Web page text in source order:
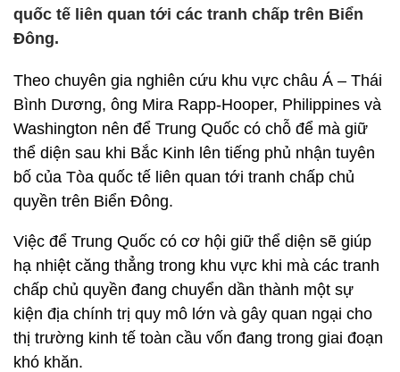
quốc tế liên quan tới các tranh chấp trên Biển
Đông.
Theo chuyên gia nghiên cứu khu vực châu Á – Thái
Bình Dương, ông Mira Rapp-Hooper, Philippines và
Washington nên để Trung Quốc có chỗ để mà giữ
thể diện sau khi Bắc Kinh lên tiếng phủ nhận tuyên
bố của Tòa quốc tế liên quan tới tranh chấp chủ
quyền trên Biển Đông.
Việc để Trung Quốc có cơ hội giữ thể diện sẽ giúp
hạ nhiệt căng thẳng trong khu vực khi mà các tranh
chấp chủ quyền đang chuyển dần thành một sự
kiện địa chính trị quy mô lớn và gây quan ngại cho
thị trường kinh tế toàn cầu vốn đang trong giai đoạn
khó khăn.